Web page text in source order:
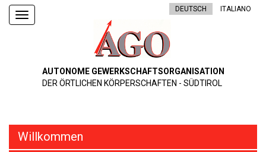
Toggle
DEUTSCH ITALIANO
AUTONOME GEWERKSCHAFTSORGANISATION
DER ÖRTLICHEN KÖRPERSCHAFTEN - SÜDTIROL
Willkommen